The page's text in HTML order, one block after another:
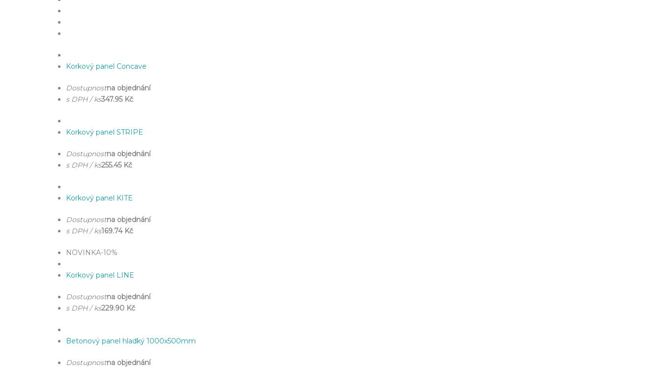
Korkový panel Concave
Dostupnostna objednání
s DPH / ks347.95 Kč
Korkový panel STRIPE
Dostupnostna objednání
s DPH / ks255.45 Kč
Korkový panel KITE
Dostupnostna objednání
s DPH / ks169.74 Kč
NOVINKA-10%
Korkový panel LINE
Dostupnostna objednání
s DPH / ks229.90 Kč
Betonový panel hladký 1000x500mm
Dostupnostna objednání